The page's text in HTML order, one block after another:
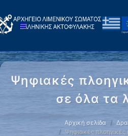
Ψηφιακές
σε όλα τα
Αρχική σελίδα
Ψηφιακές